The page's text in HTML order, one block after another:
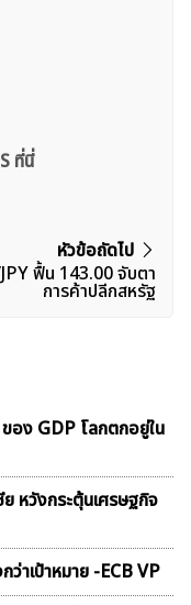
ที่นี่
หัวข้อถัดไป
ฟื้น 143.00 จับตา
การค้าปลีกสหรัฐ
อง GDP โลกตกอยู่ใน
ย หวังกระตุ้นเศรษฐกิจ
าเป้าหมาย -ECB VP